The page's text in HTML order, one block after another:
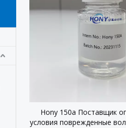
Hony 150a Поставщик
условия поврежденные